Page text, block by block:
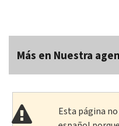
Más en Nuestra
Esta página